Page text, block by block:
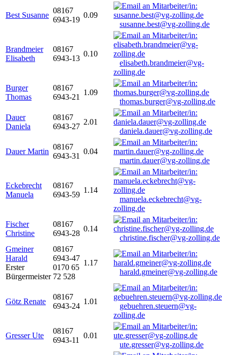
Best Susanne
08167
6943-19
0.09
susanne.best@vg-zolling.de
Brandmeier
Elisabeth
08167
6943-13
0.10
elisabeth.brandmeier@vg-
zolling.de
Burger
Thomas
08167
6943-21
1.09
thomas.burger@vg-zolling.de
Dauer
Daniela
08167
6943-27
2.01
daniela.dauer@vg-zolling.de
Dauer Martin
08167
6943-31
0.04
martin.dauer@vg-zolling.de
Eckebrecht
Manuela
08167
6943-59
1.14
manuela.eckebrecht@vg-
zolling.de
Fischer
Christine
08167
6943-28
0.14
christine.fischer@vg-zolling.de
Gmeiner
Harald
Erster
Bürgermeister
08167
6943-47
0170 65
72 528
1.17
harald.gmeiner@vg-zolling.de
Götz Renate
08167
6943-24
1.01
gebuehren.steuern@vg-
zolling.de
Gresser Ute
08167
6943-11
0.01
ute.gresser@vg-zolling.de